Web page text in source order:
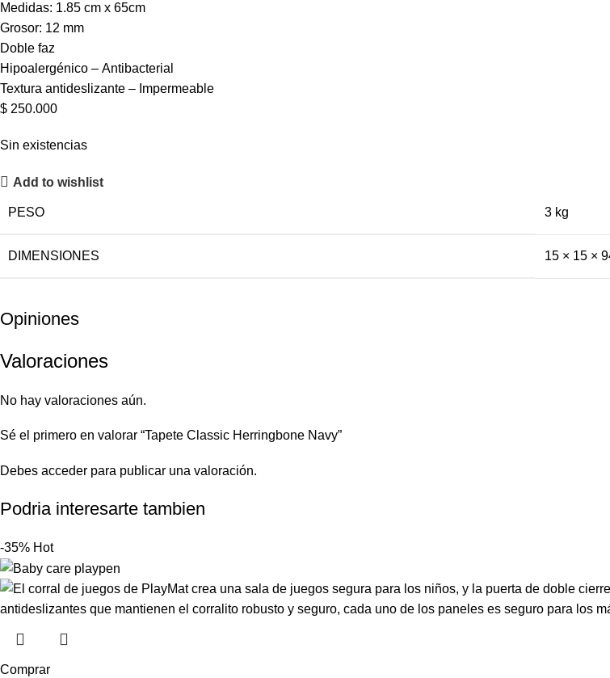
Medidas: 1.85 cm x 65cm
Grosor: 12 mm
Doble faz
Hipoalergénico – Antibacterial
Textura antideslizante – Impermeable
$ 250.000
Sin existencias
Add to wishlist
PESO 3 kg
DIMENSIONES 15 × 15 ×
Opiniones
Valoraciones
No hay valoraciones aún.
Sé el primero en valorar “Tapete Classic Herringbone Navy”
Debes acceder para publicar una valoración.
Podria interesarte tambien
-35% Hot
Comprar